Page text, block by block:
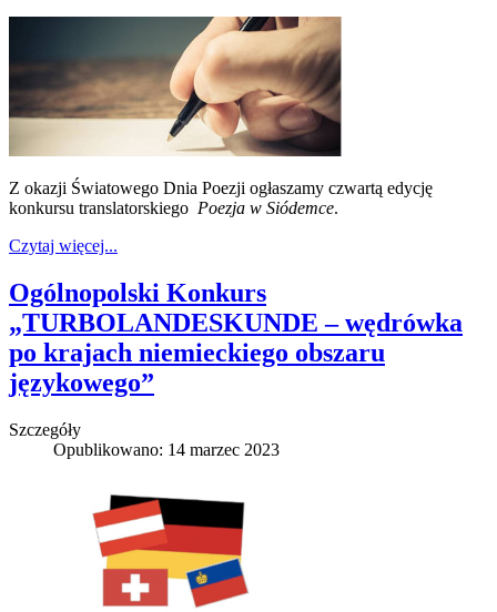
Z okazji Światowego Dnia Poezji ogłaszamy czwartą edycję
konkursu translatorskiego Poezja w Siódemce.
Czytaj więcej...
Ogólnopolski Konkurs
„TURBOLANDESKUNDE – wędrówka
po krajach niemieckiego obszaru
językowego”
Szczegóły
Opublikowano: 14 marzec 2023